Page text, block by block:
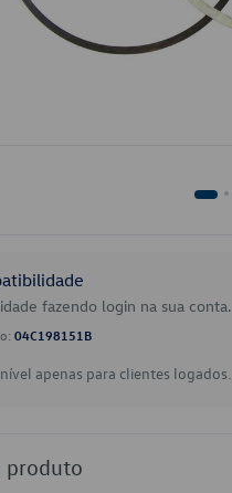
fazendo login na sua conta.
04C198151B
apenas para clientes logados.
produto